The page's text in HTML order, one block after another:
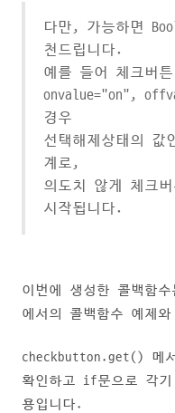
다만, 가능하면
천드립니다.
예를 들어 체크버
onvalue="on",
경우
선택해제상태의
계로,
의도치 않게 체크
시작됩니다.
이번에 생성한 콜백함
에서의 콜백함수 예제
checkbutton.get() 메
확인하고 if문으로 각
용입니다.